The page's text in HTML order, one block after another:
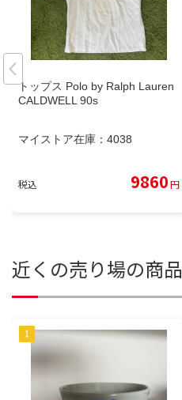
トップス Polo by Ralph Lauren
CALDWELL 90s
マイストア在庫： 4038
税込 9860円
近くの売り場の商品